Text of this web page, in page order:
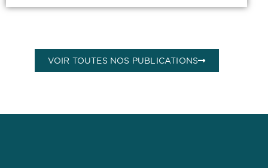
VOIR TOUTES NOS PUBLICATIONS